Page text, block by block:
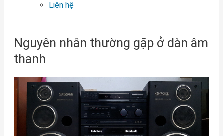
Liên hệ
Nguyên nhân thường gặp ở dàn âm
thanh